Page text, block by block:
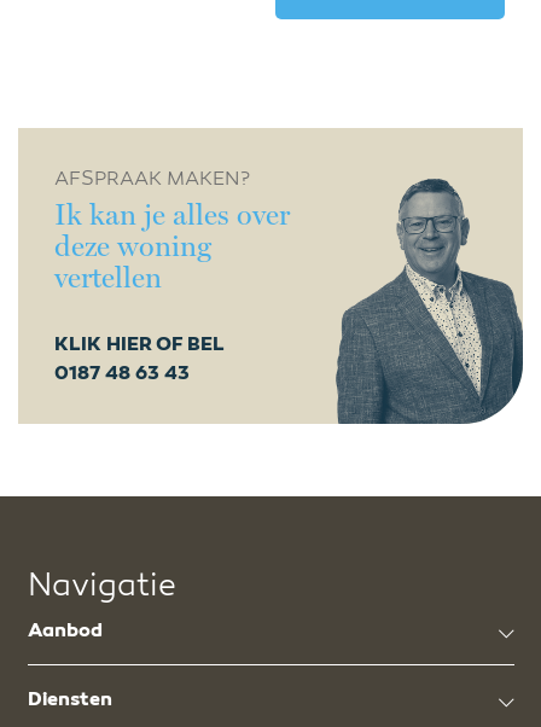
AFSPRAAK MAKEN?
Ik kan je alles over
deze woning
vertellen
KLIK HIER OF BEL
0187 48 63 43
Navigatie
Aanbod
Diensten